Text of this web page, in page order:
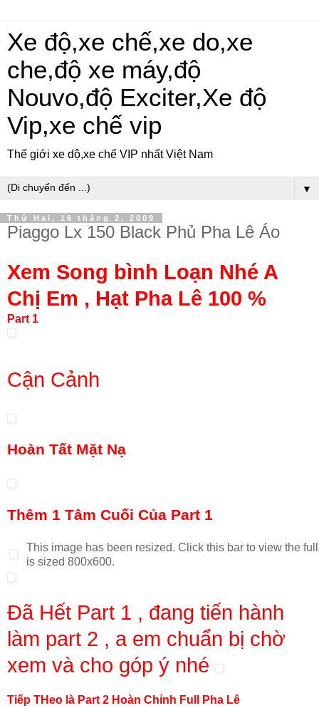
Xe độ,xe chế,xe do,xe
che,độ xe máy,độ
Nouvo,độ Exciter,Xe độ
Vip,xe chế vip
Thế giới xe dộ,xe chế VIP nhất Việt Nam
▼
Thứ Hai, 16 tháng 2, 2009
Piaggo Lx 150 Black Phủ Pha Lê Áo
Xem Song bình Loạn Nhé A
Chị Em , Hạt Pha Lê 100 %
Part 1
Cận Cảnh
Hoàn Tất Mặt Nạ
Thêm 1 Tâm Cuối Của Part 1
This image has been resized. Click this bar to view the
is sized 800x600.
Đã Hết Part 1 , đang tiến hành
làm part 2 , a em chuẩn bị chờ
xem và cho góp ý nhé
Tiếp THeo là Part 2 Hoàn Chỉnh Full Pha Lê